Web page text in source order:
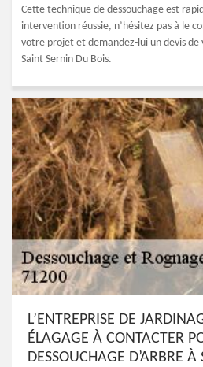
Cette technique de dessouchage est
intervention réussie, n’hésitez pas à le
votre projet et demandez-lui un devis de
Saint Sernin Du Bois.
L’ENTREPRISE DE
ÉLAGAGE À CONTACTER
DESSOUCHAGE D’ARBRE